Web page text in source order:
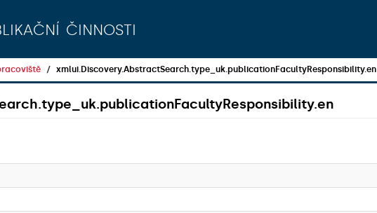
činnosti
xmlui.Discovery.AbstractSearch.type_uk.publicationFacultyResponsibility.en